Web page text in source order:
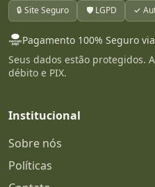
🔒 Site Seguro 🛡️ LGPD ✓
Pagamento 100% Seguro
Seus dados estão protegidos.
débito e PIX.
Institucional
Sobre nós
Políticas